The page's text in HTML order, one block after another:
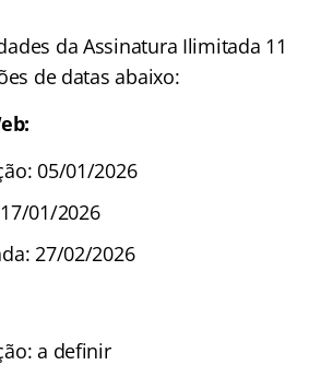
da Assinatura Ilimitada 11
de datas abaixo:
05/01/2026
01/2026
27/02/2026
a definir